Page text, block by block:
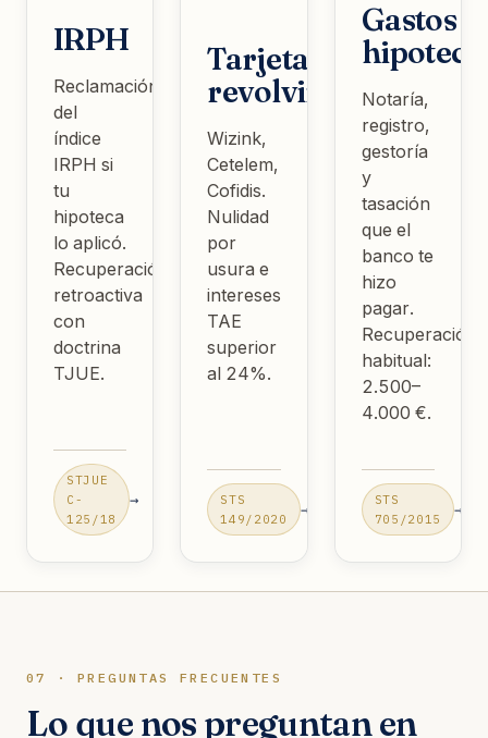
IRPH
Reclamación
del
índice
IRPH si
tu
hipoteca
lo aplicó.
Recuperación
retroactiva
con
doctrina
TJUE.
STJUE
C-
125/18
→
Tarjetas
revolving
Wizink,
Cetelem,
Cofidis.
Nulidad
por
usura e
intereses
TAE
superior
al 24%.
STS
149/2020
→
Gastos
Notaría,
registro,
gestoría
y
tasación
que el
banco te
hizo
pagar.
Recuperación
habitual:
2.500–
4.000 €.
STS
705/2015
→
07 · PREGUNTAS FRECUENTES
Lo que nos preguntan en